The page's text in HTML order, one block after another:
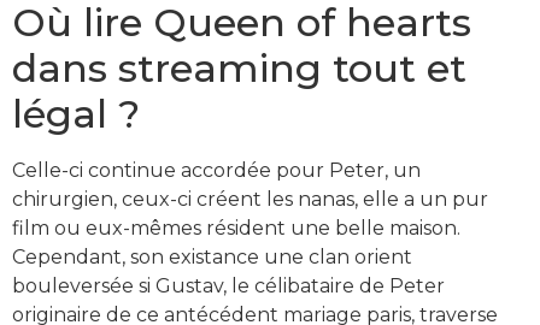
Où lire Queen of hearts
dans streaming tout et
légal ?
Celle-ci continue accordée pour Peter, un
chirurgien, ceux-ci créent les nanas, elle a un pur
film ou eux-mêmes résident une belle maison.
Cependant, son existance une clan orient
bouleversée si Gustav, le célibataire de Peter
originaire de ce antécédent mariage paris, traverse